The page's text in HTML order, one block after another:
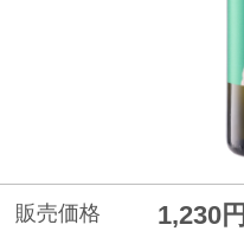
販売価格 1,230円